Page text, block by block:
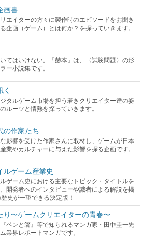
画書
エイターの方々に製作時のエピソードをお聞き
企画（ゲーム）とは何か？を探っていきます。
てはいけない。『赫本』は、〈試験問題〉の形
ー小説集です。
タルゲーム市場を担う若きクリエイター達の姿
ルーツと情熱を探っていきます。
の作家たち
影響を受けた作家さんに取材し、ゲームが日本
業やカルチャーに与えた影響を探る企画です。
ルゲーム産業史
ゲーム史における主要なトピック・タイトルを
開発者へのインタビューや識者による解説を掲
史が一望できる決定版！
り〜ゲームクリエイターの青春〜
『ペンと箸』等で知られるマンガ家・田中圭一先
業界レポートマンガです。